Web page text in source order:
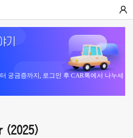
궁금증까지, 로그인 후 CAR톡에서 나누세
(2025)